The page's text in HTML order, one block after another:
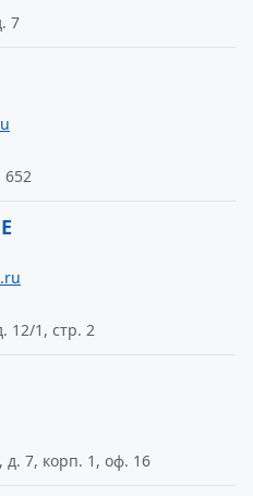
7
652
12/1, стр. 2
д. 7, корп. 1, оф. 16